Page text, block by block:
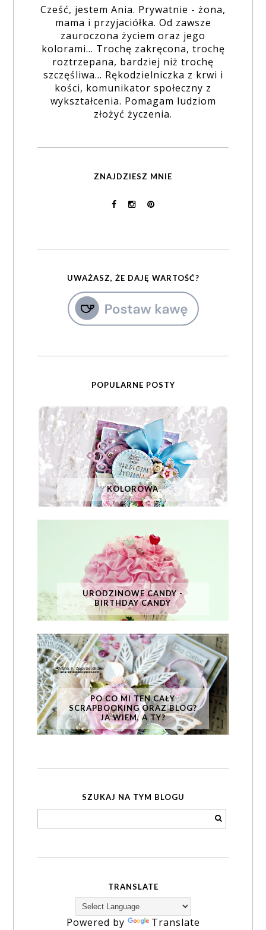
Cześć, jestem Ania. Prywatnie - żona,
mama i przyjaciółka. Od zawsze
zauroczona życiem oraz jego
kolorami... Trochę zakręcona, trochę
roztrzepana, bardziej niż trochę
szczęśliwa... Rękodzielniczka z krwi i
kości, komunikator społeczny z
wykształcenia. Pomagam ludziom
złożyć życzenia.
ZNAJDZIESZ MNIE
UWAŻASZ, ŻE DAJĘ WARTOŚĆ?
POPULARNE POSTY
KOLOROWA
URODZINOWE CANDY -
BIRTHDAY CANDY
PO CO MI TEN CAŁY
SCRAPBOOKING ORAZ BLOG?
JA WIEM, A TY?
SZUKAJ NA TYM BLOGU
TRANSLATE
Powered by Translate